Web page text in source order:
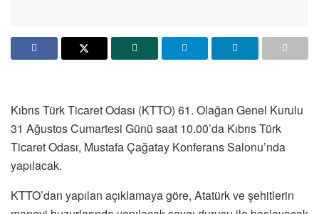
Kıbrıs Türk Ticaret Odası (KTTO) 61. Olağan Genel Kurulu
31 Ağustos Cumartesi Günü saat 10.00’da Kıbrıs Türk
Ticaret Odası, Mustafa Çağatay Konferans Salonu’nda
yapılacak.
KTTO’dan yapılan açıklamaya göre, Atatürk ve şehitlerin